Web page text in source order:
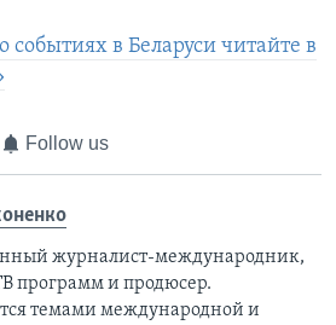
в Беларуси читайте в
Follow us
журналист-международник,
программ и продюсер.
темами международной и